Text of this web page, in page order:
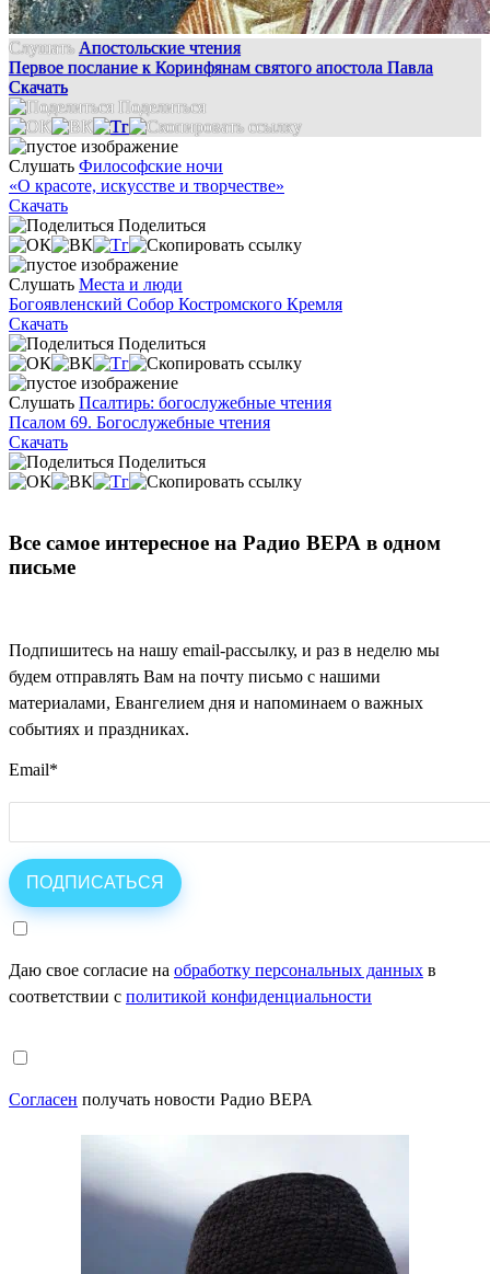
Слушать Апостольские чтения
Первое послание к Коринфянам святого апостола Павла
Скачать
Поделиться
Слушать Философские ночи
«О красоте, искусстве и творчестве»
Скачать
Поделиться
Слушать Места и люди
Богоявленский Собор Костромского Кремля
Скачать
Поделиться
Слушать Псалтирь: богослужебные чтения
Псалом 69. Богослужебные чтения
Скачать
Поделиться
Все самое интересное на Радио ВЕРА в одном
письме
Подпишитесь на нашу email-рассылку, и раз в неделю мы
будем отправлять Вам на почту письмо с нашими
материалами, Евангелием дня и напоминаем о важных
событиях и праздниках.
Email*
Даю свое согласие на обработку персональных данных в
соответствии с политикой конфиденциальности
Согласен получать новости Радио ВЕРА